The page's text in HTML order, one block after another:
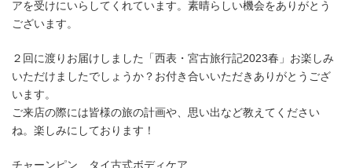
アを受けにいらしてくれています。素晴らしい機会をありがとう
ございます。
２回に渡りお届けしました「西表・宮古旅行記2023春」お楽しみ
いただけましたでしょうか？お付き合いいただきありがとうござ
います。
ご来店の際には皆様の旅の計画や、思い出など教えてください
ね。楽しみにしております！
チャーンピン タイ古式ボディケア